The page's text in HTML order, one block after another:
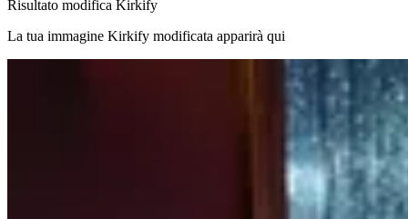
Risultato modifica Kirkify
La tua immagine Kirkify modificata apparirà qui